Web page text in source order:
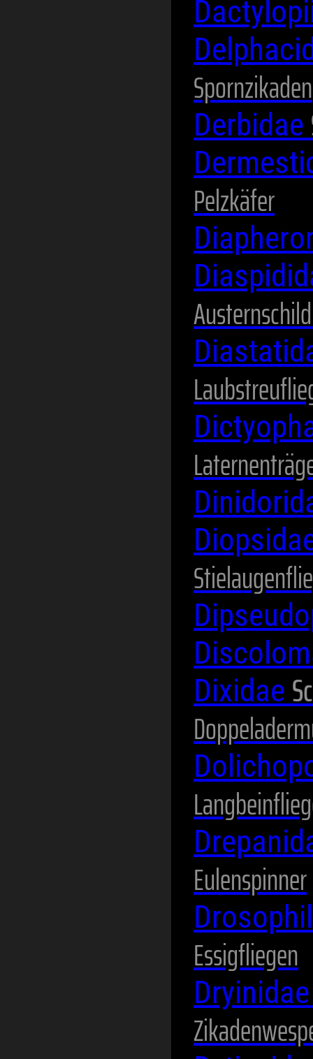
Spornzikaden
Derbidae
Pelzkäfer
Dixidae
Eulenspinner
Essigfliegen